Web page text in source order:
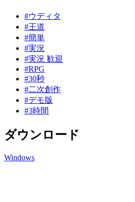
#ウディタ
#王道
#簡単
#実況
#実況 歓迎
#RPG
#30秒
#二次創作
#デモ版
#3時間
ダウンロード
Windows